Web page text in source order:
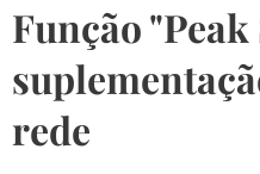
Função
rede